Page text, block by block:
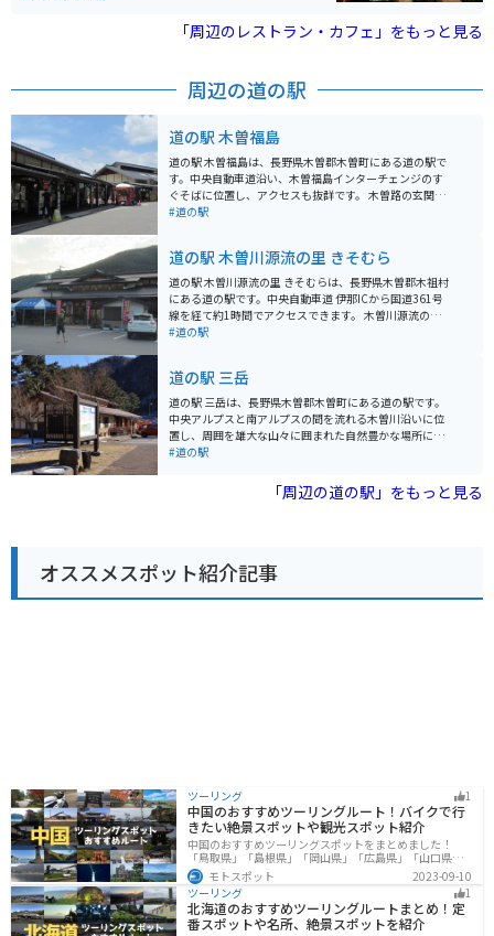
「周辺のレストラン・カフェ」をもっと見る
周辺の道の駅
道の駅 木曽福島
道の駅 木曽福島は、長野県木曽郡木曽町にある道の駅で
す。中央自動車道沿い、木曽福島インターチェンジのす
ぐそばに位置し、アクセスも抜群です。 木曽路の玄関口
として、観光案内所では木曽ひのきを使用した温かみの
木工品、そば、五平餅など、旅の思い出やお土産に最適
な品々が揃っています。 バイクで訪れる場合、道の駅に
は広い駐車場が完備されているので安心です。ツーリン
グの休憩地点として利用するのも良いでしょう。木曽路
は、雄大な山々に囲まれた風光明媚なルートです。道の
の重要文化財に指定されている旧家で、当時の暮らしを
垣間見ることができる「福島宿 木曽路の宿場町」や、鮮
やかな紅葉が美しい「寝覚ノ床」など、見どころもたく
さんあります。
#道の駅
道の駅 木曽川源流の里 きそむら
道の駅 木曽川源流の里 きそむらは、長野県木曽郡木祖村
にある道の駅です。中央自動車道 伊那ICから国道361号
線を経て約1時間でアクセスできます。 木曽川源流の里
きそむらは、その名の通り、木曽川の源流近くに位置
るショップがあり、観光客に人気です。新鮮な野菜や果
物、山菜、きのこなどが手に入り、お土産にも最適で
す。また、木工品や陶芸品など、地元の工芸品を販売す
る店もあります。 バイクで訪れる場合、道の駅から乗鞍
スカイラインや御嶽スカイラインへのアクセスが良く、
き付け、味噌だれを塗って焼いたもので、香ばしい香り
が食欲をそそります。 道の駅 木曽川源流の里 きそむら
は、自然豊かな環境の中で、地元の食や文化に触れるこ
#道の駅
道の駅 三岳
道の駅 三岳は、長野県木曽郡木曽町にある道の駅です。
中央アルプスと南アルプスの間を流れる木曽川沿いに位
置し、周囲を雄大な山々に囲まれた自然豊かな場所に位
置しています。 道の駅 三岳は、地元の特産品が充実して
や、新鮮な地元産の野菜、山菜などが販売されていま
す。また、併設されているレストランでは、地元の食材
す。周辺には、開田高原や御嶽山など、ツーリングスポ
ットも点在しており、拠点としても便利です。 木曽地方
は、古くから漆器の産地として知られており、道の駅 三
#道の駅
「周辺の道の駅」をもっと見る
オススメスポット紹介記事
ツーリング 1
中国のおすすめツーリングルート！バイクで行
きたい絶景スポットや観光スポット紹介
中国のおすすめツーリングスポットをまとめました！
「鳥取県」「島根県」「岡山県」「広島県」「山口県」
の各県の観光地紹介します。自然豊かな山々や湖、温泉
地が点在し、四季折々の景色を楽しめるスポットが多数
あります。バイクで中国にツーリングに行く際は参考に
してください。
モトスポット
2023-09-10
ツーリング
1
北海道のおすすめツーリングルートまとめ！定
番スポットや名所、絶景スポットを紹介